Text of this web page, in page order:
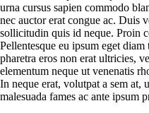
urna cursus sapien commodo
nec auctor erat congue ac. Duis
sollicitudin quis id neque. Proin
Pellentesque eu ipsum eget
pharetra eros non erat ultricies,
elementum neque ut venenatis
In neque erat, volutpat a sem at,
malesuada fames ac ante ipsum